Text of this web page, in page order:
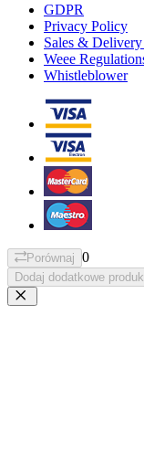
GDPR
Privacy Policy
Sales & Delivery
Weee
Whistleblower
Porównaj 0
Dodaj dodatkowe